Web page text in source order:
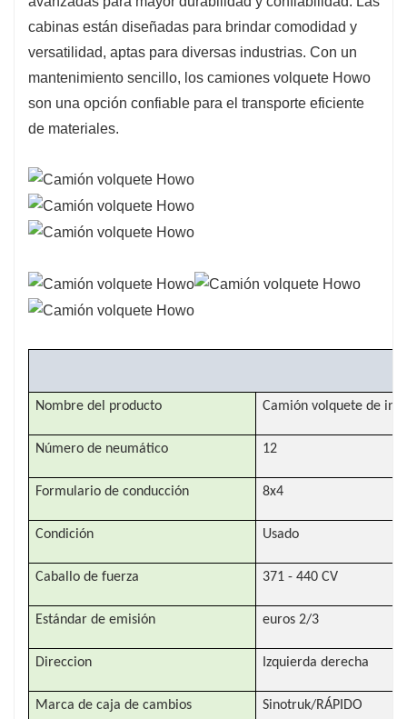
para brindar comodidad y conveniencia, con
asientos ergonómicos, controles fáciles de usar
y amplio espacio de almacenamiento.
Aplicaciones versátiles: estos camiones son
adecuados para una amplia gama de
aplicaciones, incluidas la construcción, la
minería, la agricultura y el transporte, lo que los
convierte en una opción versátil para diversas
industrias.
Fácil mantenimiento y servicio: los camiones
volquete Howo están diseñados para un fácil
mantenimiento y servicio, con componentes
accesibles y puntos de servicio fáciles de usar,
lo que reduce el tiempo de inactividad y
cabinas están diseñadas para brindar comodidad y
versatilidad, aptas para diversas industrias. Con un
mantenimiento sencillo, los camiones volquete Howo
son una opción confiable para el transporte eficiente
de materiales.
Nombre del producto Camión volquete de
Número de neumático 12
Formulario de conducción 8x4
Condición Usado
Caballo de fuerza 371 - 440 CV
Estándar de emisión euros 2/3
Direccion Izquierda derecha
Marca de caja de cambios Sinotruk/RÁPIDO